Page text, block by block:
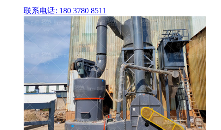
联系电话: 180 3780 8511